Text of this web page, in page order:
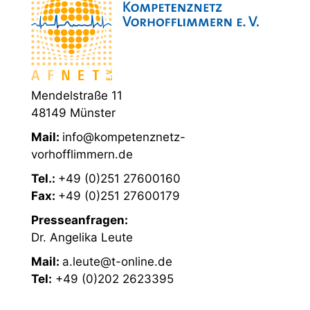
Mendelstraße 11
48149 Münster
Mail: info@kompetenznetz-
vorhofflimmern.de
Tel.: +49 (0)251 27600160
Fax: +49 (0)251 27600179
Presseanfragen:
Dr. Angelika Leute
Mail: a.leute@t-online.de
Tel: +49 (0)202 2623395